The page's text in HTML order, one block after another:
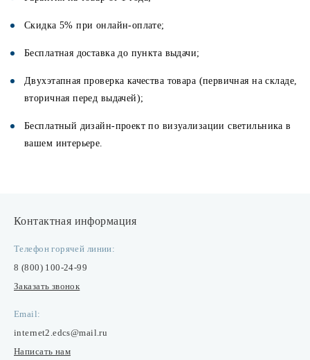
Скидка 5% при онлайн-оплате;
Бесплатная доставка до пункта выдачи;
Двухэтапная проверка качества товара (первичная на складе,
вторичная перед выдачей);
Бесплатный дизайн-проект по визуализации светильника в
вашем интерьере.
Контактная информация
Телефон горячей линии:
8 (800) 100-24-99
Заказать звонок
Email:
internet2.edcs@mail.ru
Написать нам